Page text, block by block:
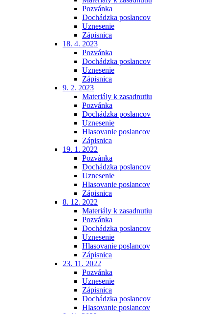
Pozvánka
Dochádzka poslancov
Uznesenie
Zápisnica
18. 4. 2023
Pozvánka
Dochádzka poslancov
Uznesenie
Zápisnica
9. 2. 2023
Materiály k zasadnutiu
Pozvánka
Dochádzka poslancov
Uznesenie
Hlasovanie poslancov
Zápisnica
19. 1. 2022
Pozvánka
Dochádzka poslancov
Uznesenie
Hlasovanie poslancov
Zápisnica
8. 12. 2022
Materiály k zasadnutiu
Pozvánka
Dochádzka poslancov
Uznesenie
Hlasovanie poslancov
Zápisnica
23. 11. 2022
Pozvánka
Uznesenie
Zápisnica
Dochádzka poslancov
Hlasovanie poslancov